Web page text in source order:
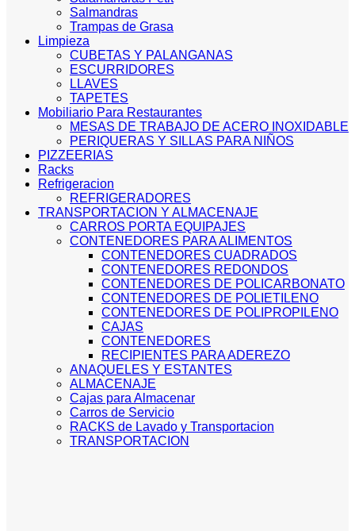
Salmandras
Trampas de Grasa
Limpieza
CUBETAS Y PALANGANAS
ESCURRIDORES
LLAVES
TAPETES
Mobiliario Para Restaurantes
MESAS DE TRABAJO DE ACERO INOXIDABLE
PERIQUERAS Y SILLAS PARA NIÑOS
PIZZEERIAS
Racks
Refrigeracion
REFRIGERADORES
TRANSPORTACION Y ALMACENAJE
CARROS PORTA EQUIPAJES
CONTENEDORES PARA ALIMENTOS
CONTENEDORES CUADRADOS
CONTENEDORES REDONDOS
CONTENEDORES DE POLICARBONATO
CONTENEDORES DE POLIETILENO
CONTENEDORES DE POLIPROPILENO
CAJAS
CONTENEDORES
RECIPIENTES PARA ADEREZO
ANAQUELES Y ESTANTES
ALMACENAJE
Cajas para Almacenar
Carros de Servicio
RACKS de Lavado y Transportacion
TRANSPORTACION